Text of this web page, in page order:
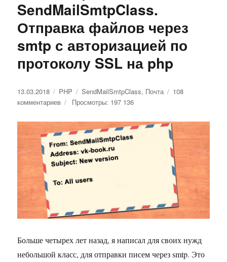
SendMailSmtpClass.
Отправка файлов через
smtp с авторизацией по
протоколу SSL на php
Опубликовано
13.03.2018 Рубрики
PHP Метки
SendMailSmtpClass, Почта
108
комментариев
Новая
версия
класса
SendMailSmtpClass.
Отправка
файлов
через
авторизацией
протоколу
SSL
Просмотры: 197 136
Больше четырех лет назад, я написал для своих нужд
небольшой класс, для отправки писем через smtp. Это